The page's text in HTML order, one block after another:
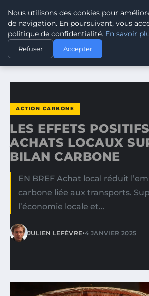
CLIMATE RESPONSE
ACCUEIL
ACTION CARBONE
LES EFFETS POSITIFS DES ACHATS
ACTION CARBONE
LES EFFETS
ACHATS LOCAUX
BILAN CARBONE
EN BREF Achat local réduit
carbone liée aux transports.
l’économie locale et…
JULIEN LEFÈVRE•4 JANVIER 2025
Nous utilisons des cookies pour
de navigation. En poursuivant, vous
politique de confidentialité. En savoir
Refuser Accepter